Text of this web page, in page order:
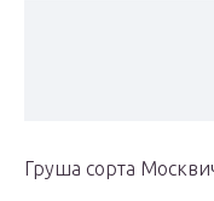
Груша сорта